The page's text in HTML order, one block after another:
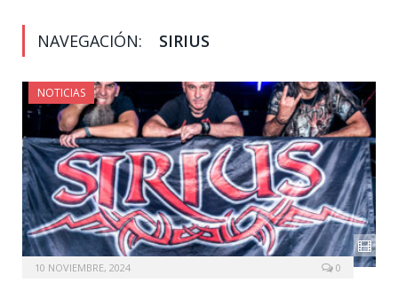
NAVEGACIÓN: SIRIUS
NOTICIAS
10 NOVIEMBRE, 2024 0